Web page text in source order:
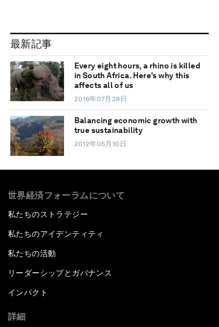
最新記事
Every eight hours, a rhino is killed
in South Africa. Here's why this
affects all of us
2016年07月28日
Balancing economic growth with
true sustainability
2012年05月10日
世界経済フォーラムについて
私たちのストラテジー
私たちのアイデンティティ
私たちの活動
リーダーシップとガバナンス
インパクト
詳細